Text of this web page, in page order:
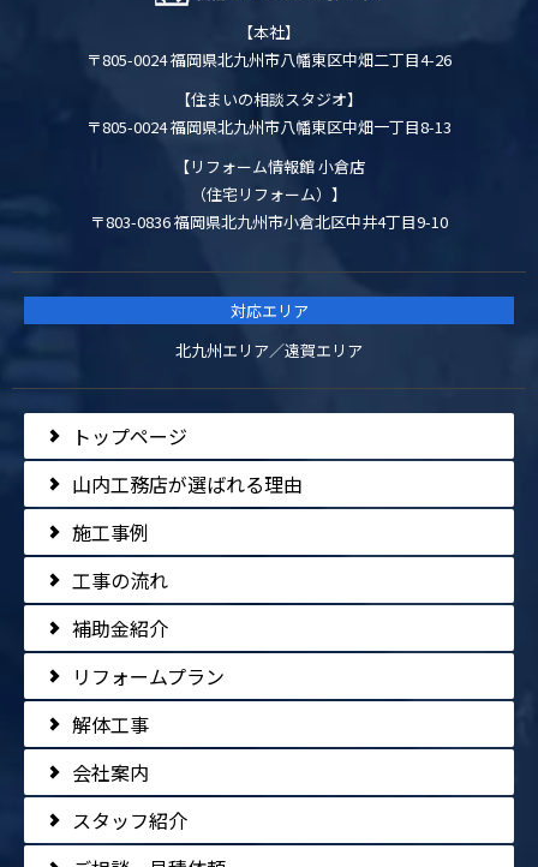
【本社】
〒805-0024 福岡県北九州市八幡東区中畑二丁目4-26
【住まいの相談スタジオ】
〒805-0024 福岡県北九州市八幡東区中畑一丁目8-13
【リフォーム情報館 小倉店
（住宅リフォーム）】
〒803-0836 福岡県北九州市小倉北区中井4丁目9-10
対応エリア
北九州エリア／遠賀エリア
トップページ
山内工務店が選ばれる理由
施工事例
工事の流れ
補助金紹介
リフォームプラン
解体工事
会社案内
スタッフ紹介